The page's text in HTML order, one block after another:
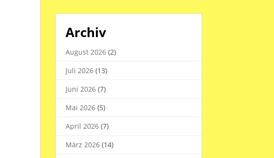
Archiv
August 2026 (2)
Juli 2026 (13)
Juni 2026 (7)
Mai 2026 (5)
April 2026 (7)
März 2026 (14)